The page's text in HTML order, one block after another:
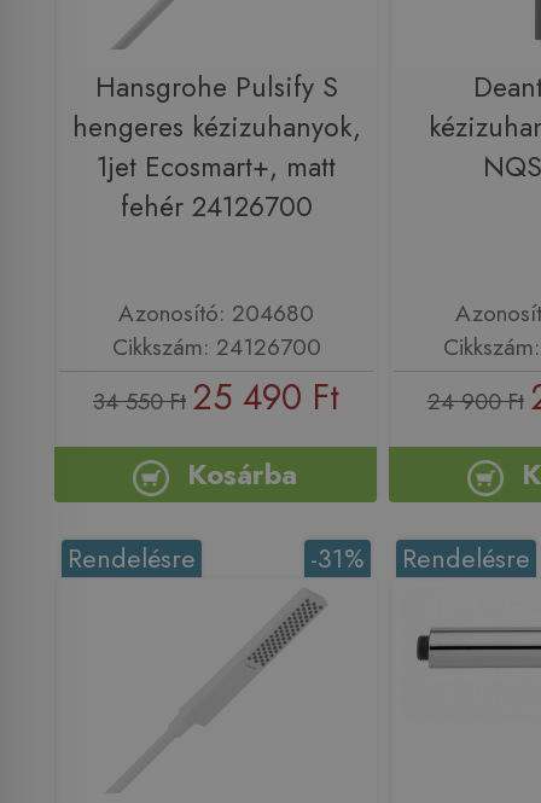
Hansgrohe Pulsify S
hengeres kézizuhanyok,
1jet Ecosmart+, matt
fehér 24126700
Azonosító: 204680
Cikkszám: 24126700
34 550 Ft 25 490 Ft
Kosárba
24 900 Ft
-31%
Rendelésre Rendelésre